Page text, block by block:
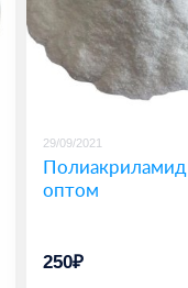
29/09/2021
Полиакриламид
оптом
250₽